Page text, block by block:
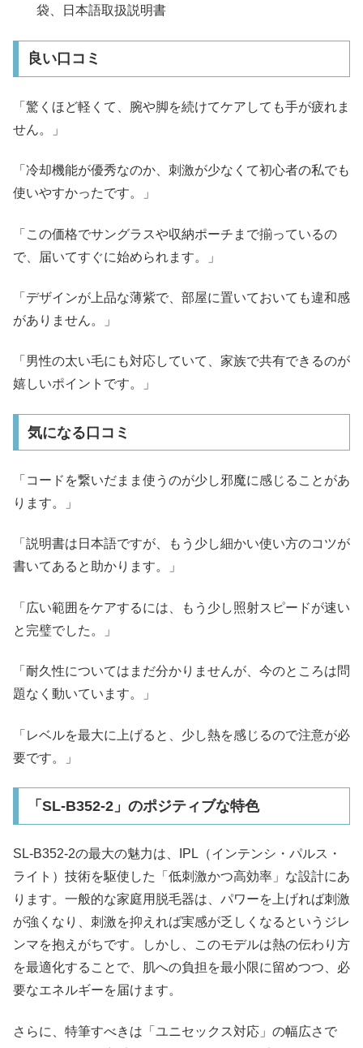
袋、日本語取扱説明書
良い口コミ
「驚くほど軽くて、腕や脚を続けてケアしても手が疲れま
せん。」
「冷却機能が優秀なのか、刺激が少なくて初心者の私でも
使いやすかったです。」
「この価格でサングラスや収納ポーチまで揃っているの
で、届いてすぐに始められます。」
「デザインが上品な薄紫で、部屋に置いておいても違和感
がありません。」
「男性の太い毛にも対応していて、家族で共有できるのが
嬉しいポイントです。」
気になる口コミ
「コードを繋いだまま使うのが少し邪魔に感じることがあ
ります。」
「説明書は日本語ですが、もう少し細かい使い方のコツが
書いてあると助かります。」
「広い範囲をケアするには、もう少し照射スピードが速い
と完璧でした。」
「耐久性についてはまだ分かりませんが、今のところは問
題なく動いています。」
「レベルを最大に上げると、少し熱を感じるので注意が必
要です。」
「SL-B352-2」のポジティブな特色
SL-B352-2の最大の魅力は、IPL（インテンシ・パルス・
ライト）技術を駆使した「低刺激かつ高効率」な設計にあ
ります。一般的な家庭用脱毛器は、パワーを上げれば刺激
が強くなり、刺激を抑えれば実感が乏しくなるというジレ
ンマを抱えがちです。しかし、このモデルは熱の伝わり方
を最適化することで、肌への負担を最小限に留めつつ、必
要なエネルギーを届けます。
さらに、特筆すべきは「ユニセックス対応」の幅広さで